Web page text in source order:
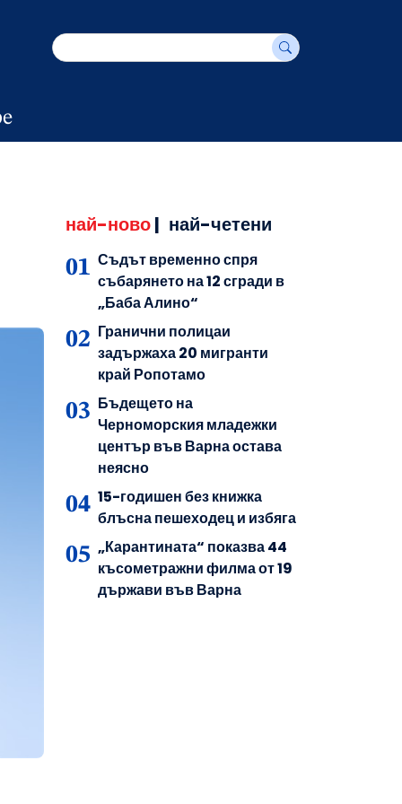
най-ново| най-четени
Съдът временно спря
събарянето на 12 сгради в
„Баба Алино“
Гранични полицаи
задържаха 20 мигранти
край Ропотамо
Бъдещето на
Черноморския младежки
център във Варна остава
неясно
15-годишен без книжка
блъсна пешеходец и избяга
„Карантината“ показва 44
късометражни филма от 19
държави във Варна